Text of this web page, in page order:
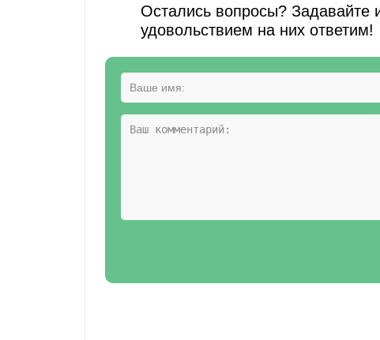
Остались вопросы? Задавайте
удовольствием на них ответим!